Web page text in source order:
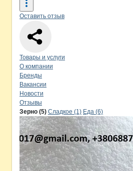
Оставить отзыв
Навигация по
Товары и услуги
О компании
Бренды
Вакансии
Новости
Отзывы
Продукция
Навигация по
Зерно (5) Сладкое (1) Еда (6)